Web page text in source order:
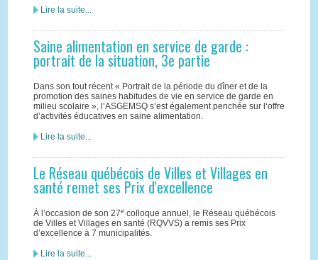
Lire la suite...
Saine alimentation en service de garde :
portrait de la situation, 3e partie
Dans son tout récent « Portrait de la période du dîner et de la
promotion des saines habitudes de vie en service de garde en
milieu scolaire », l’ASGEMSQ s’est également penchée sur l‘offre
d’activités éducatives en saine alimentation.
Lire la suite...
Le Réseau québécois de Villes et Villages en
santé remet ses Prix d'excellence
À l’occasion de son 27ecolloque annuel, le Réseau québécois
de Villes et Villages en santé (RQVVS) a remis ses Prix
d’excellence à 7 municipalités.
Lire la suite...